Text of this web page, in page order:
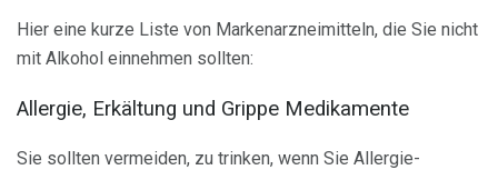
Hier eine kurze Liste von Markenarzneimitteln, die Sie nicht
mit Alkohol einnehmen sollten:
Allergie, Erkältung und Grippe Medikamente
Sie sollten vermeiden, zu trinken, wenn Sie Allergie-